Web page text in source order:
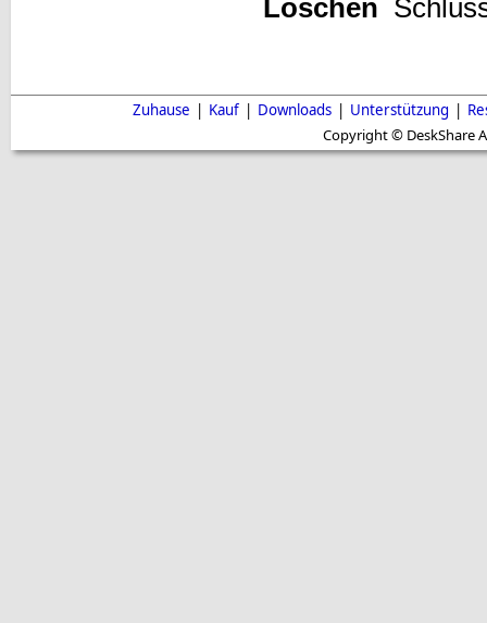
Löschen
Zuhause | Kauf | Downloads | Unterstützung |
Copyright © DeskShare